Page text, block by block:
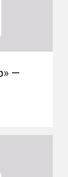
—